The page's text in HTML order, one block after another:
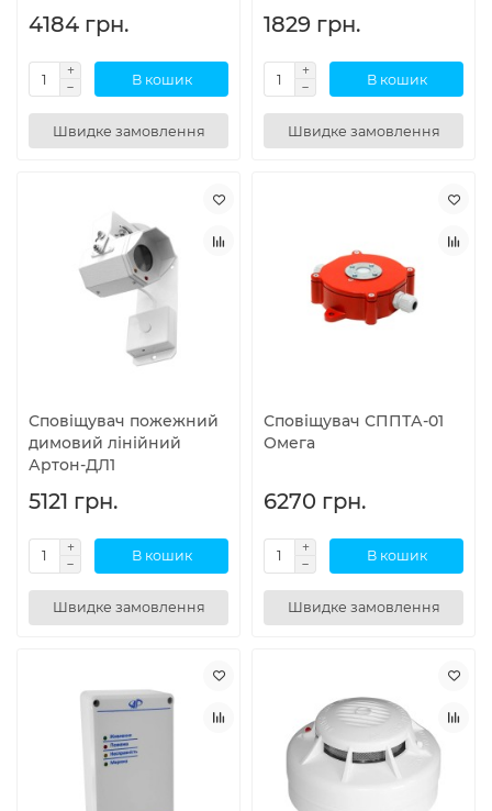
4184 грн.
В кошик
Швидке замовлення
1829 грн.
В кошик
Швидке замовлення
Сповіщувач пожежний
димовий лінійний
Артон-ДЛ1
5121 грн.
В кошик
Швидке замовлення
Сповіщувач СППТА-01
Омега
6270 грн.
В кошик
Швидке замовлення